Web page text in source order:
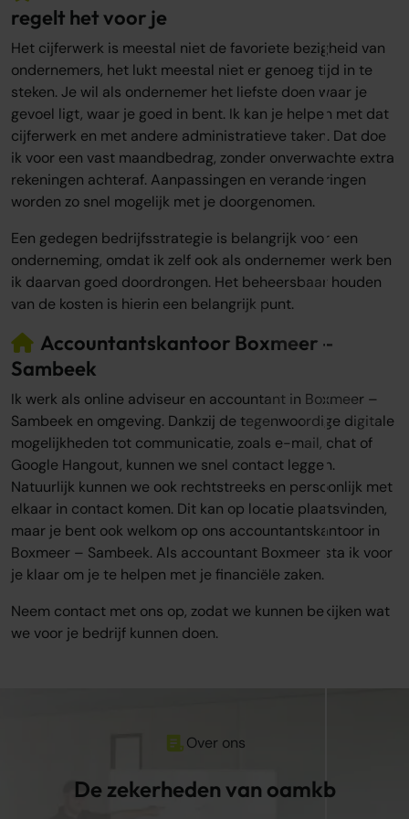
regelt het voor je
Het cijferwerk is meestal niet de favoriete bezigheid van
ondernemers, het lukt meestal niet er genoeg tijd in te
steken. Je wil als ondernemer het liefste doen waar je
gevoel ligt, waar je goed in bent. Ik kan je helpen met dat
cijferwerk en met andere administratieve taken. Dat doe
ik voor een vast maandbedrag, zonder onverwachte extra
rekeningen achteraf. Aanpassingen en veranderingen
worden zo snel mogelijk met je doorgenomen.
Een gedegen bedrijfsstrategie is belangrijk voor een
onderneming, omdat ik zelf ook als ondernemer werk ben
ik daarvan goed doordrongen. Het beheersbaar houden
van de kosten is hierin een belangrijk punt.
Accountantskantoor Boxmeer –
Sambeek
Ik werk als online adviseur en accountant in Boxmeer –
Sambeek en omgeving. Dankzij de tegenwoordige digitale
mogelijkheden tot communicatie, zoals e-mail, chat of
Google Hangout, kunnen we snel contact leggen.
Natuurlijk kunnen we ook rechtstreeks en persoonlijk met
elkaar in contact komen. Dit kan op locatie plaatsvinden,
maar je bent ook welkom op ons accountantskantoor in
Boxmeer – Sambeek. Als accountant Boxmeer sta ik voor
je klaar om je te helpen met je financiële zaken.
Neem contact met ons op, zodat we kunnen bekijken wat
we voor je bedrijf kunnen doen.
Over ons
De zekerheden van oamkb